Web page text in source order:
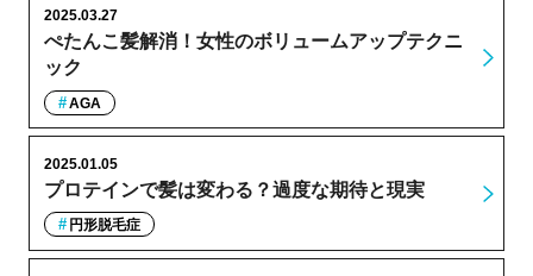
ぺたんこ髪解消！女性のボリュームアップテクニ
ック
2025.03.27
AGA
プロテインで髪は変わる？過度な期待と現実
2025.01.05
円形脱毛症